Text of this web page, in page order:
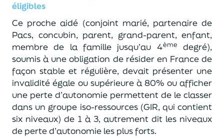
éligibles
Ce proche aidé (conjoint marié, partenaire de
Pacs, concubin, parent, grand-parent, enfant,
membre de la famille jusqu’au 4ème
degré),
soumis à une obligation de résider en France de
façon stable et régulière, devait présenter une
invalidité égale ou supérieure à 80% ou afficher
une perte d’autonomie permettent de le classer
dans un groupe iso-ressources (GIR, qui contient
six niveaux) de 1 à 3, autrement dit les niveaux
de perte d’autonomie les plus forts.